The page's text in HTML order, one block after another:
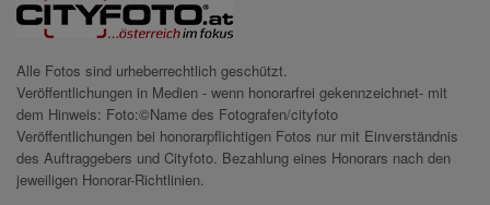
Alle Fotos sind urheberrechtlich geschützt.
Veröffentlichungen in Medien - wenn honorarfrei gekennzeichnet- mit
dem Hinweis: Foto:©Name des Fotografen/cityfoto
Veröffentlichungen bei honorarpflichtigen Fotos nur mit Einverständnis
des Auftraggebers und Cityfoto. Bezahlung eines Honorars nach den
jeweiligen Honorar-Richtlinien.